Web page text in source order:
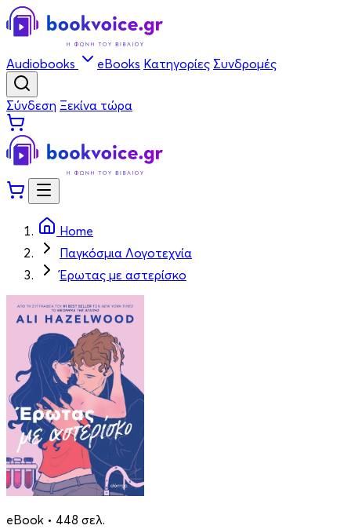
Audiobooks eBooks Κατηγορίες Συνδρομές
Σύνδεση Ξεκίνα τώρα
Home
Παγκόσμια Λογοτεχνία
Έρωτας με αστερίσκο
eBook • 448 σελ.